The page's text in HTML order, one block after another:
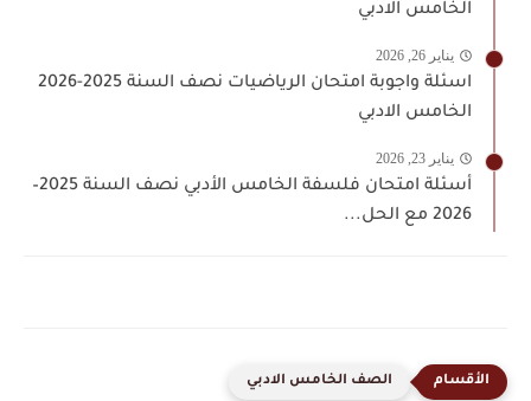
الخامس الادبي
يناير 26, 2026
اسئلة واجوبة امتحان الرياضيات نصف السنة 2025-2026
الخامس الادبي
يناير 23, 2026
أسئلة امتحان فلسفة الخامس الأدبي نصف السنة 2025–
2026 مع الحل...
الصف الخامس الادبي